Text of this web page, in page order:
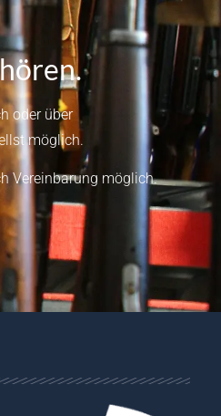
oder über
möglich.
Vereinbarung möglich.